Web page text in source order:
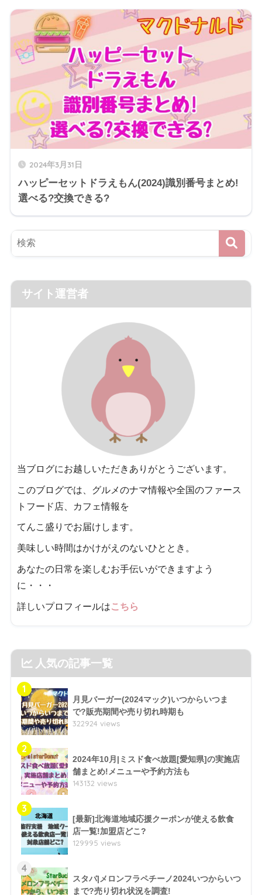
2024年3月31日
ハッピーセットドラえもん(2024)識別番号まとめ!
選べる?交換できる?
サイト運営者
当ブログにお越しいただきありがとうございます。
このブログでは、グルメのナマ情報や全国のファース
トフード店、カフェ情報を
てんこ盛りでお届けします。
美味しい時間はかけがえのないひととき。
あなたの日常を楽しむお手伝いができますよう
に・・・
詳しいプロフィールはこちら
人気の記事一覧
1
月見バーガー(2024マック)いつからいつま
で?販売期間や売り切れ時期も
322924 views
2
2024年10月|ミスド食べ放題[愛知県]の実施店
舗まとめ!メニューや予約方法も
143132 views
3
[最新]北海道地域応援クーポンが使える飲食
店一覧!加盟店どこ?
129995 views
4
スタバ|メロンフラペチーノ2024いつからいつ
まで?売り切れ状況を調査!